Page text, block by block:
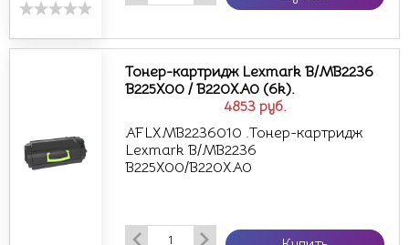
4853 руб.
Тонер-картридж Lexmark B/MB2236
B225X00 / B220XA0 (6k).
AFLXMB2236010 .Тонер-картридж
Lexmark B/MB2236
B225X00/B220XA0